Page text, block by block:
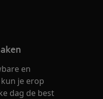
en
je erop
dag de best